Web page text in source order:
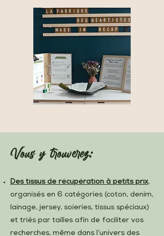
Vous y trouverez:
Des tissus de récupération à petits prix,
organisés en 6 catégories (coton, denim,
lainage, jersey, soieries, tissus spéciaux)
et triés par tailles afin de faciliter vos
recherches, même dans l’univers des